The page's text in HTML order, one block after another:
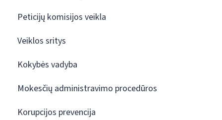
Peticijų komisijos veikla
Veiklos sritys
Kokybės vadyba
Mokesčių administravimo procedūros
Korupcijos prevencija